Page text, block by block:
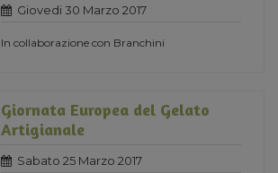
Giovedi 30 Marzo 2017
In collaborazione con Branchini
Giornata Europea del Gelato
Artigianale
Sabato 25 Marzo 2017